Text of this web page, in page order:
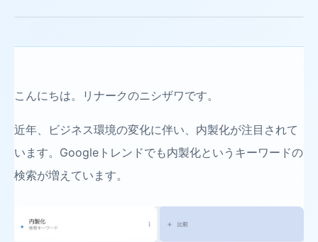
こんにちは。リナークのニシザワです。
近年、ビジネス環境の変化に伴い、内製化が注目されて
います。Googleトレンドでも内製化というキーワードの
検索が増えています。